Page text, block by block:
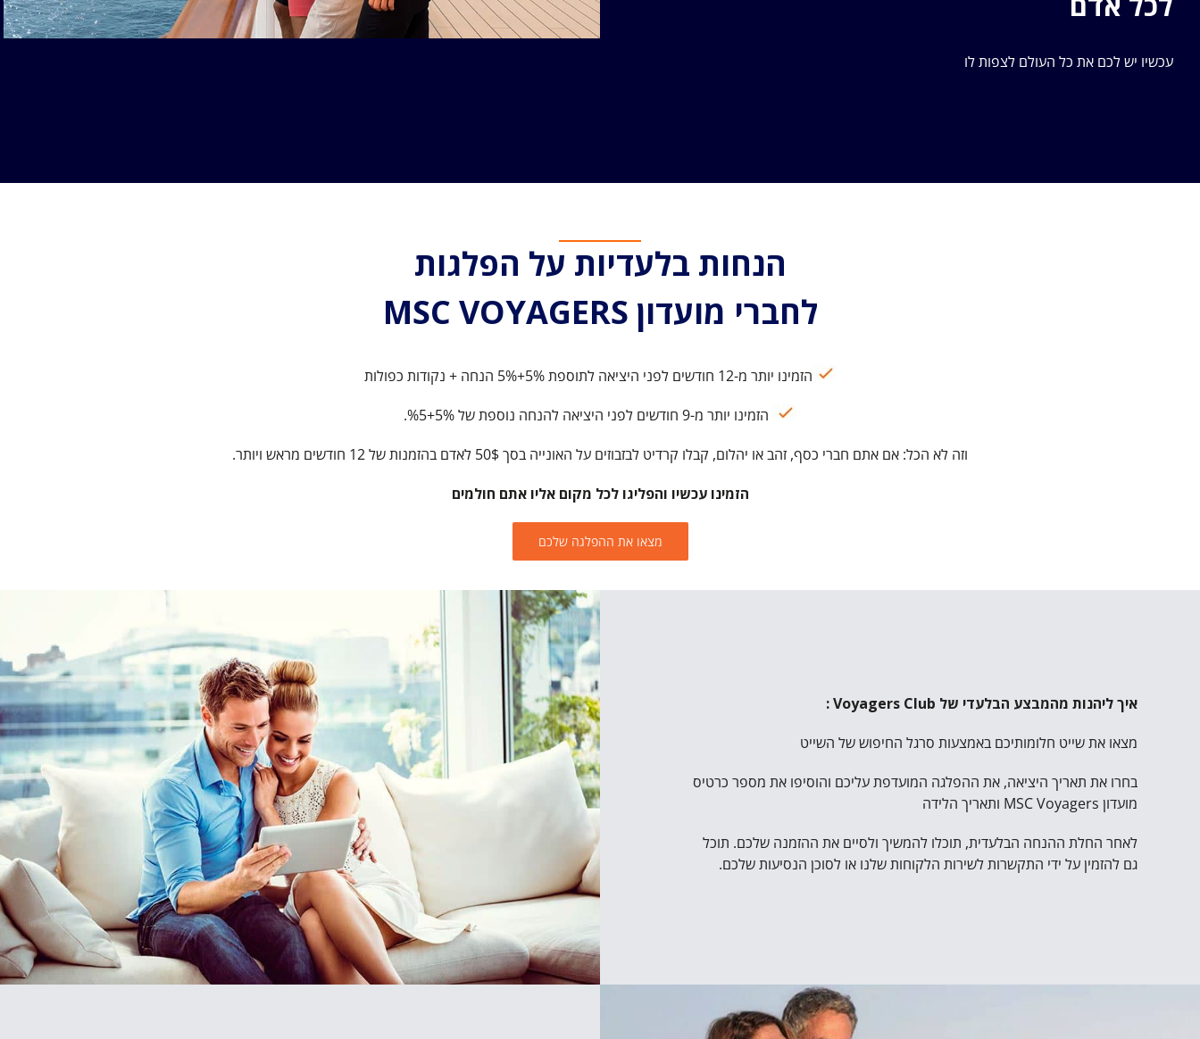
עכשיו יש לכם את כל העולם לצפות לו
הנחות בלעדיות על הפלגות
לחברי מועדון MSC VOYAGERS
הזמינו יותר מ-12 חודשים לפני היציאה לתוספת 5%+5% הנחה + נקודות כפולות
הזמינו יותר מ-9 חודשים לפני היציאה להנחה נוספת של %5+5%.
וזה לא הכל: אם אתם חברי כסף, זהב או יהלום, קבלו קרדיט לבזבוזים על האונייה בסך 50$ לאדם בהזמנות של 12 חודשים מראש ויותר.
הזמינו עכשיו והפליגו לכל מקום אליו אתם חולמים
מצאו את ההפלגה שלכם
איך ליהנות מהמבצע הבלעדי של Voyagers Club :
מצאו את שייט חלומותיכם באמצעות סרגל החיפוש של השייט
בחרו את תאריך היציאה, את ההפלגה המועדפת עליכם והוסיפו את מספר כרטיס
מועדון MSC Voyagers ותאריך הלידה
לאחר החלת ההנחה הבלעדית, תוכלו להמשיך ולסיים את ההזמנה שלכם. תוכל
גם להזמין על ידי התקשרות לשירות הלקוחות שלנו או לסוכן הנסיעות שלכם.